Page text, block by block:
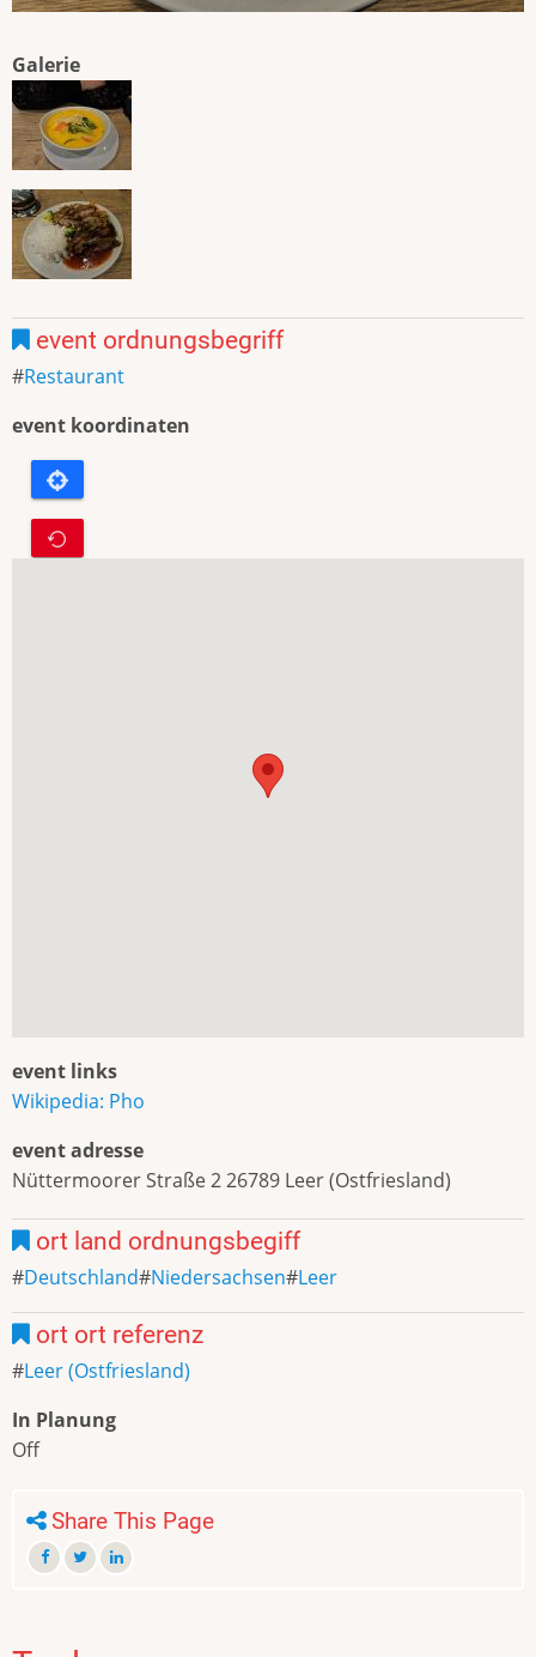
Galerie
event ordnungsbegriff
Restaurant
event koordinaten
event links
Wikipedia: Pho
event adresse
Nüttermoorer Straße 2 26789 Leer (Ostfriesland)
ort land ordnungsbegiff
Deutschland Niedersachsen Leer
ort ort referenz
Leer (Ostfriesland)
In Planung
Off
Share This Page